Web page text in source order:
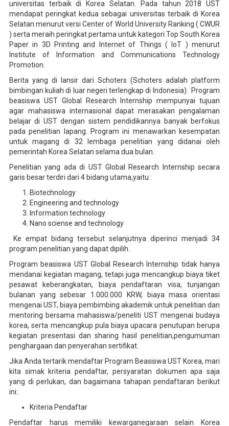
universitas terbaik di Korea Selatan. Pada tahun 2018 UST
mendapat peringkat kedua sebagai universitas terbaik di Korea
Selatan menurut versi Center of World University Ranking ( CWUR
) serta meraih peringkat pertama untuk kategori Top South Korea
Paper in 3D Printing and Internet of Things ( IoT ) menurut
Institute of Information and Communications Technology
Promotion.
Berita yang di lansir dari Schoters (Schoters adalah platform
bimbingan kuliah di luar negeri terlengkap di Indonesia). Program
beasiswa UST Global Research Internship mempunyai tujuan
agar mahasiswa internasional dapat merasakan pengalaman
belajar di UST dengan sistem pendidikannya banyak berfokus
pada penelitian lapang. Program ini menawarkan kesempatan
untuk magang di 32 lembaga penelitian yang didanai oleh
pemerintah Korea Selatan selama dua bulan.
Penelitian yang ada di UST Global Research Internship secara
garis besar terdiri dari 4 bidang utama,yaitu :
Biotechnology
Engineering and technology
Information technology
Nano sciense and technology
Ke empat bidang tersebut selanjutnya diperinci menjadi 34
program penelitian yang dapat dipilih.
Program beasiswa UST Global Research Internship tidak hanya
mendanai kegiatan magang, tetapi juga mencangkup biaya tiket
pesawat keberangkatan, biaya pendaftaran visa, tunjangan
bulanan yang sebesar 1.000.000 KRW, biaya masa orientasi
mengenai UST, biaya pembimbing akademik untuk penelitian dan
mentoring bersama mahasiswa/peneliti UST mengenai budaya
korea, serta mencangkup pula biaya upacara penutupan berupa
kegiatan presentasi dan sharing hasil penelitian,pengumuman
penghargaan dan penyerahan sertifikat.
Jika Anda tertarik mendaftar Program Beasiswa UST Korea, mari
kita simak kriteria pendaftar, persyaratan dokumen apa saja
yang di perlukan, dan bagaimana tahapan pendaftaran berikut
ini:
Kriteria Pendaftar
Pendaftar harus memiliki kewarganegaraan selain Korea